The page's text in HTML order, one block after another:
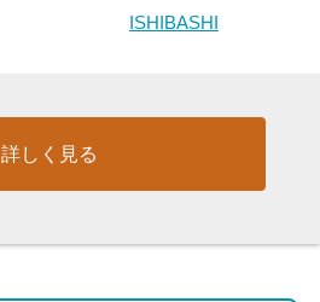
ISHIBASHI
詳しく見る